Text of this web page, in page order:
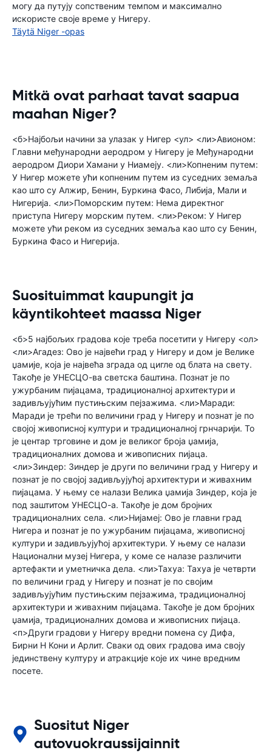
могу да путују сопственим темпом и максимално
искористе своје време у Нигеру.
Täytä Niger -opas
Mitkä ovat parhaat tavat saapua
maahan Niger?
<б>Најбољи начини за улазак у Нигер <ул> <ли>Авионом:
Главни међународни аеродром у Нигеру је Међународни
аеродром Диори Хамани у Ниамеју. <ли>Копненим путем:
У Нигер можете ући копненим путем из суседних земаља
као што су Алжир, Бенин, Буркина Фасо, Либија, Мали и
Нигерија. <ли>Поморским путем: Нема директног
приступа Нигеру морским путем. <ли>Реком: У Нигер
можете ући реком из суседних земаља као што су Бенин,
Буркина Фасо и Нигерија.
Suosituimmat kaupungit ja
käyntikohteet maassa Niger
<б>5 најбољих градова које треба посетити у Нигеру <ол>
<ли>Агадез: Ово је највећи град у Нигеру и дом је Велике
џамије, која је највећа зграда од цигле од блата на свету.
Такође је УНЕСЦО-ва светска баштина. Познат је по
ужурбаним пијацама, традиционалној архитектури и
задивљујућим пустињским пејзажима. <ли>Маради:
Маради је трећи по величини град у Нигеру и познат је по
својој живописној култури и традиционалној грнчарији. То
је центар трговине и дом је великог броја џамија,
традиционалних домова и живописних пијаца.
<ли>Зиндер: Зиндер је други по величини град у Нигеру и
познат је по својој задивљујућој архитектури и живахним
пијацама. У њему се налази Велика џамија Зиндер, која је
под заштитом УНЕСЦО-а. Такође је дом бројних
традиционалних села. <ли>Нијамеј: Ово је главни град
Нигера и познат је по ужурбаним пијацама, живописној
култури и задивљујућој архитектури. У њему се налази
Национални музеј Нигера, у коме се налазе различити
артефакти и уметничка дела. <ли>Тахуа: Тахуа је четврти
по величини град у Нигеру и познат је по својим
задивљујућим пустињским пејзажима, традиционалној
архитектури и живахним пијацама. Такође је дом бројних
џамија, традиционалних домова и живописних пијаца.
<п>Други градови у Нигеру вредни помена су Дифа,
Бирни Н Кони и Арлит. Сваки од ових градова има своју
јединствену културу и атракције које их чине вредним
посете.
Suositut Niger
autovuokraussijainnit